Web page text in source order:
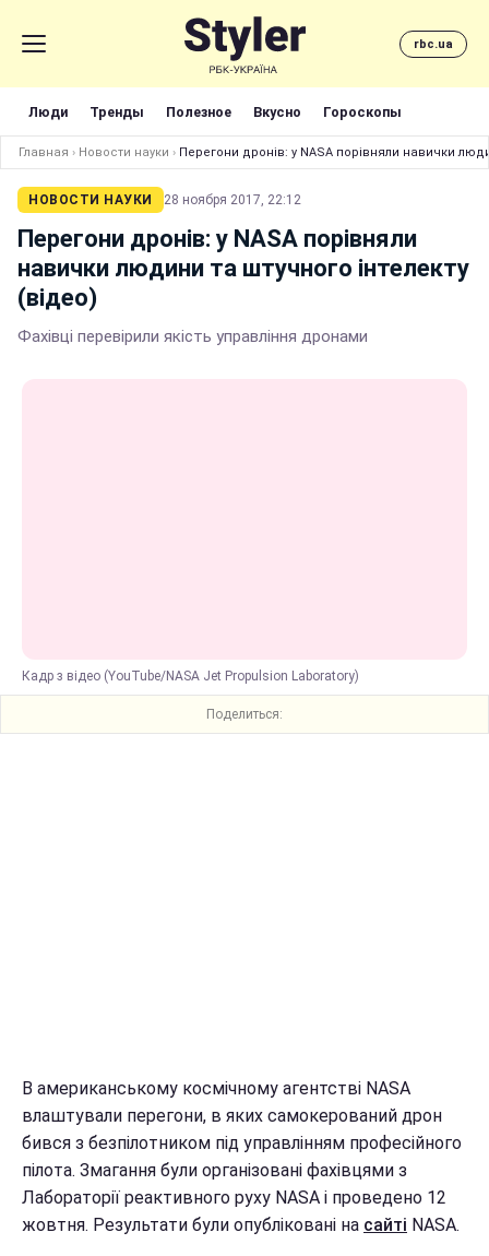
rbc.ua
Люди Тренды Полезное Вкусно Гороскопы
Главная › Новости науки › Перегони дронів: у NASA порівняли навички
НОВОСТИ НАУКИ 28 ноября 2017, 22:12
Перегони дронів: у NASA порівняли
навички людини та штучного інтелекту
(відео)
Фахівці перевірили якість управління дронами
Кадр з відео (YouTube/NASA Jet Propulsion Laboratory)
Поделиться:
В американському космічному агентстві NASA
влаштували перегони, в яких самокерований дрон
бився з безпілотником під управлінням професійного
пілота. Змагання були організовані фахівцями з
Лабораторії реактивного руху NASA і проведено 12
жовтня. Результати були опубліковані на сайті NASA.